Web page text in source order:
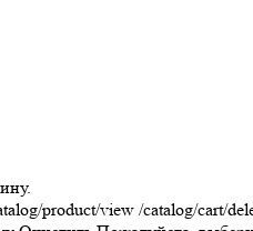
product/view /catalog/cart/